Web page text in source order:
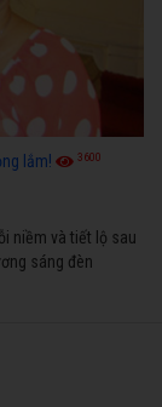
lắm! 3600
niềm và tiết lộ sau
sáng đèn